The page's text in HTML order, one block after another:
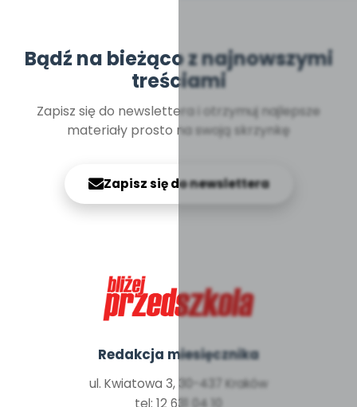
Bądź na bieżąco z najnowszymi
treściami
Zapisz się do newslettera i otrzymuj najlepsze
materiały prosto na swoją skrzynkę
Zapisz się do newslettera
Redakcja miesięcznika
ul. Kwiatowa 3, 30-437 Kraków
tel: 12 631 04 10